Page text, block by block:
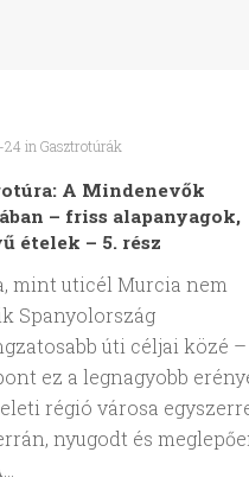
inGasztrotúrák
A Mindenevők
– friss alapanyagok,
ételek – 5. rész
mint uticél Murcia nem
Spanyolország
úti céljai közé –
ez a legnagyobb
régió városa
nyugodt és